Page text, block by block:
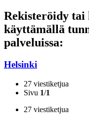
Rekisteröidy tai
käyttämällä
palveluissa:
Helsinki
27 viestiketjua
Sivu 1/1
27 viestiketjua